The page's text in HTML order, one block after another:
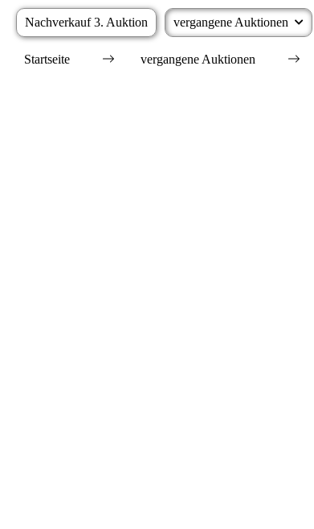
Nachverkauf 3. Auktion vergangene Auktionen
Startseite vergangene Auktionen